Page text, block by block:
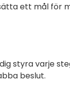
ett mål för
styra varje
beslut.